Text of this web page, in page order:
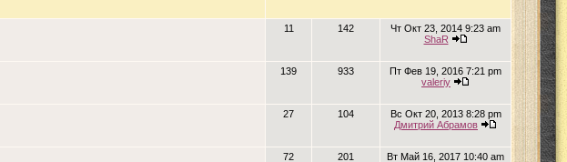
11 142
Чт Окт 23, 2014 9:23 am
ShaR
139 933
Пт Фев 19, 2016 7:21 pm
valeriy
27 104
Вс Окт 20, 2013 8:28 pm
Дмитрий Абрамов
72 201 Вт Май 16, 2017 10:40 am